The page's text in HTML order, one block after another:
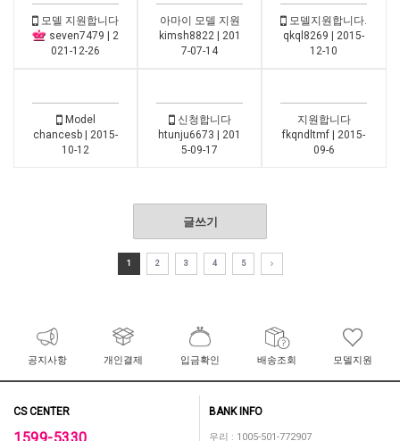
모델 지원합니다
seven7479 | 2
021-12-26
아마이 모델 지원
kimsh8822 | 201
7-07-14
모델지원합니다.
qkql8269 | 2015-
12-10
Model
chancesb | 2015-
10-12
신청합니다
htunju6673 | 201
5-09-17
지원합니다
fkqndltmf | 2015-
09-6
글쓰기
1 2 3 4 5
공지사항 개인결제 입금확인 배송조회 모델지원
CS CENTER BANK INFO
우리 : 1005-501-772907